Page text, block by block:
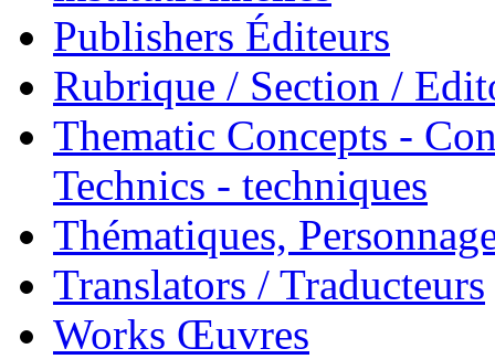
Publishers Éditeurs
Rubrique / Section /
Thematic Concepts -
Technics - techniques
Thématiques,
Translators / Traducteurs
Works Œuvres